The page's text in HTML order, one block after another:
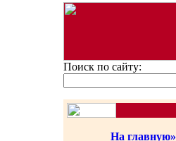
Поиск по сайту:
На главную»